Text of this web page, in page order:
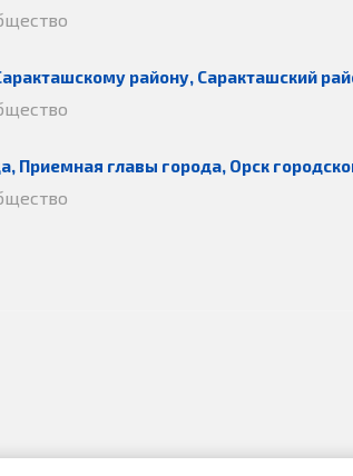
району, Саракташский
Приемная главы города, Орск